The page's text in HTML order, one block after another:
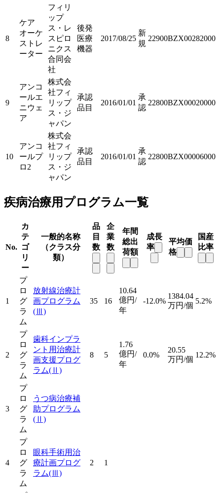
8
ケア
オーケ
ストレ
ーター
フィリ
ップ
ス・レ
スピロ
ニクス
合同会
社
後発
医療
機器
2017/08/25
新
規
22900BZX00282000
9
アンコ
ールエ
ニウェ
ア
株式会
社フィ
リップ
ス・ジ
ャパン
承認
品目
2016/01/01
承
認
22800BZX00020000
10
アンコ
ールプ
ロ2
株式会
社フィ
リップ
ス・ジ
ャパン
承認
品目
2016/01/01
承
認
22800BZX00006000
疾病治療用プログラム一覧
No.
カ
テ
ゴ
リ
ー
一般的名称
（クラス分
類）
品
目
数
企
業
数
年間
総出
荷額
成長
率
平均価
格
国産
比率
1
プ
ロ
グ
ラ
ム
放射線治療計
画プログラム
(Ⅲ)
35 16
10.64
億円/
年
-12.0%
1384.04
万円/個
5.2%
2
プ
ロ
グ
ラ
ム
歯科インプラ
ント用治療計
画支援プログ
ラム(Ⅱ)
8 5
1.76
億円/
年
0.0%
20.55
万円/個
12.2%
3
プ
ロ
グ
ラ
ム
うつ病治療補
助プログラム
(Ⅱ)
4
プ
ロ
グ
ラ
ム
眼科手術用治
療計画プログ
ラム(Ⅲ)
2 1